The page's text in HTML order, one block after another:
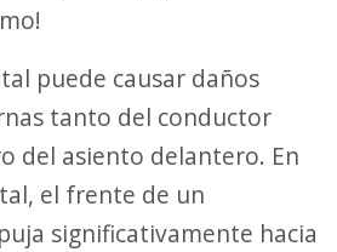
tanto del conductor
del asiento delantero. En
el frente de un
significativamente hacia